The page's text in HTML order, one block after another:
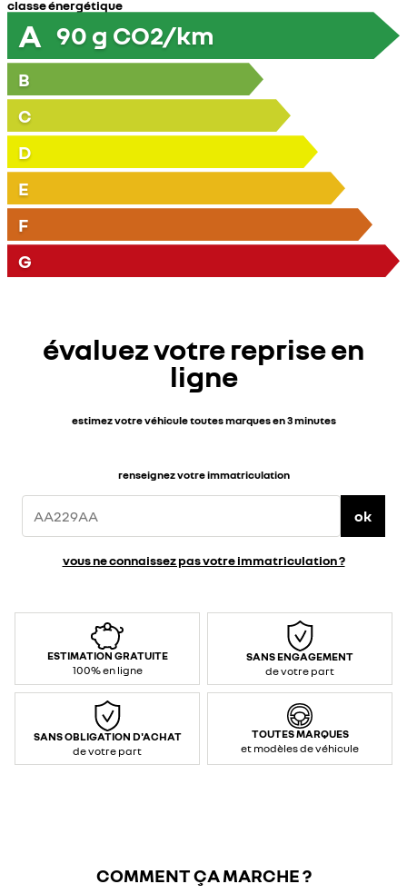
classe énergétique
A 90 g CO2/km
B
C
D
E
F
G
évaluez votre reprise en
ligne
estimez votre véhicule toutes marques en 3 minutes
renseignez votre immatriculation
ok
vous ne connaissez pas votre immatriculation ?
ESTIMATION GRATUITE
100% en ligne
SANS ENGAGEMENT
de votre part
SANS OBLIGATION D'ACHAT
de votre part
TOUTES MARQUES
et modèles de véhicule
COMMENT ÇA MARCHE ?